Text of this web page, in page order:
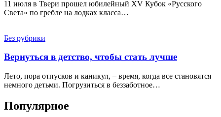
11 июля в Твери прошел юбилейный XV Кубок «Русского
Света» по гребле на лодках класса…
Без рубрики
Вернуться в детство, чтобы стать лучше
Лето, пора отпусков и каникул, – время, когда все становятся
немного детьми. Погрузиться в беззаботное…
Популярное